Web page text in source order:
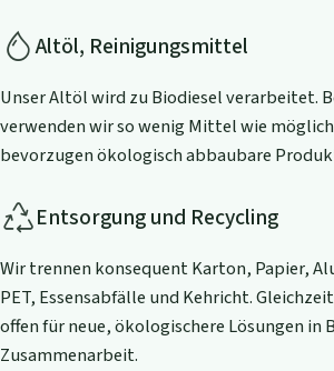
Altöl, Reinigungsmittel
Unser Altöl wird zu Biodiesel verarbeitet.
verwenden wir so wenig Mittel wie
bevorzugen ökologisch abbaubare
Entsorgung und Recycling
Wir trennen konsequent Karton, Papier,
PET, Essensabfälle und Kehricht.
offen für neue, ökologischere Lösungen in
Zusammenarbeit.